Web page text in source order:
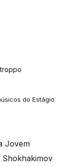
do Estágio
Jovem
Shokhakimov